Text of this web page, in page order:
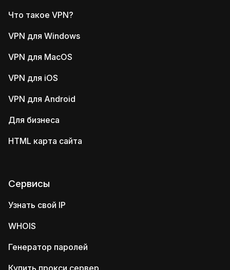
Что такое VPN?
VPN для Windows
VPN для MacOS
VPN для iOS
VPN для Android
Для бизнеса
HTML карта сайта
Сервисы
Узнать свой IP
WHOIS
Генератор паролей
Купить прокси сервер